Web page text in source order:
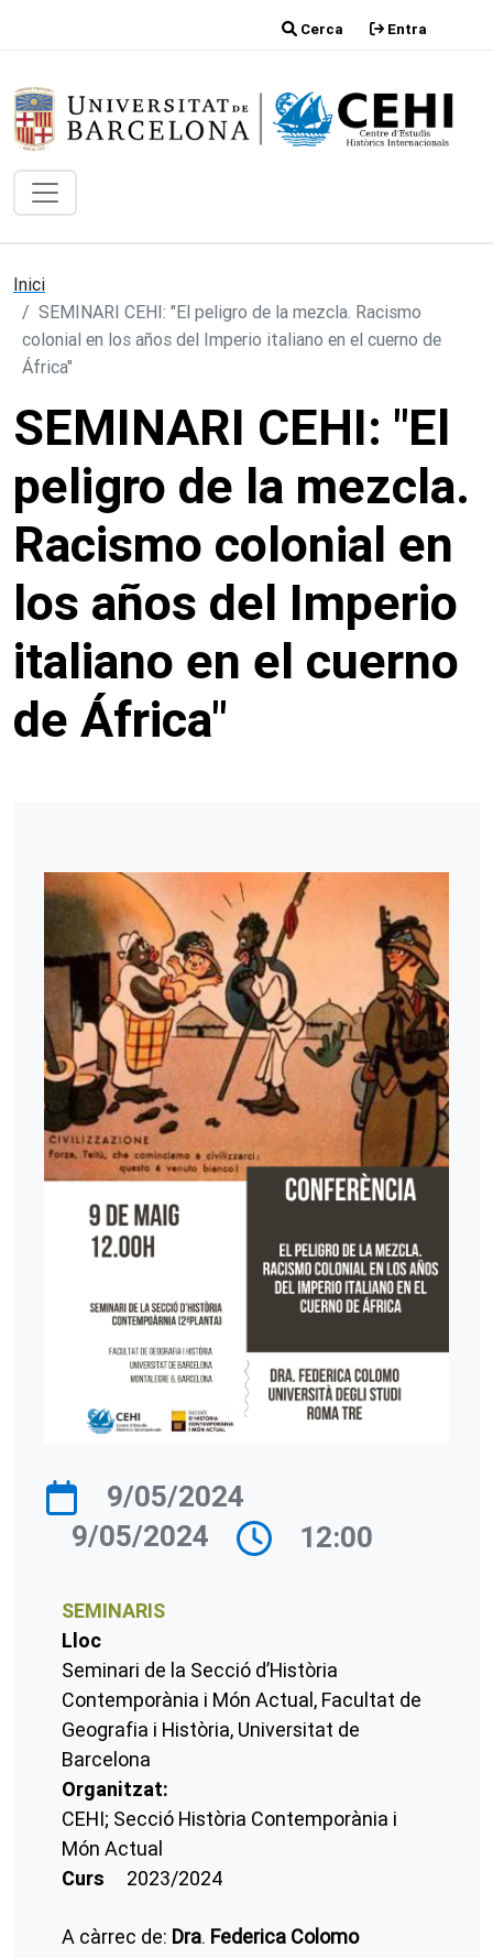
Cerca Entra
Inici
SEMINARI CEHI: "El peligro de la mezcla. Racismo
colonial en los años del Imperio italiano en el cuerno de
África"
SEMINARI CEHI: "El
peligro de la mezcla.
Racismo colonial en
los años del Imperio
italiano en el cuerno
de África"
9/05/2024
9/05/2024
12:00
SEMINARIS
Lloc
Seminari de la Secció d’Història
Contemporània i Món Actual, Facultat de
Geografia i Història, Universitat de
Barcelona
Organitzat:
CEHI; Secció Història Contemporània i
Món Actual
Curs
2023/2024
A càrrec de: Dra. Federica Colomo